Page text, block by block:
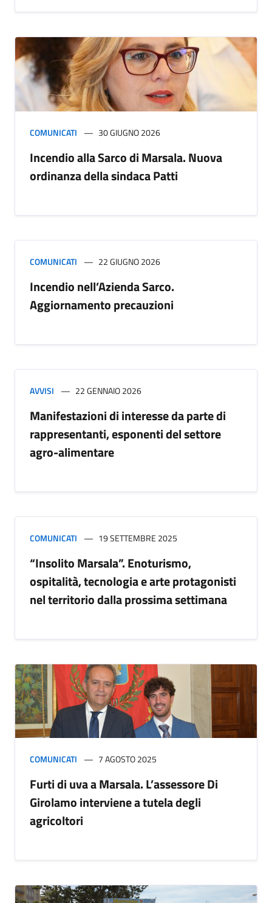
COMUNICATI 30 GIUGNO 2026
Incendio alla Sarco di Marsala. Nuova
ordinanza della sindaca Patti
COMUNICATI 22 GIUGNO 2026
Incendio nell’Azienda Sarco.
Aggiornamento precauzioni
AVVISI 22 GENNAIO 2026
Manifestazioni di interesse da parte di
rappresentanti, esponenti del settore
agro-alimentare
COMUNICATI 19 SETTEMBRE 2025
“Insolito Marsala”. Enoturismo,
ospitalità, tecnologia e arte protagonisti
nel territorio dalla prossima settimana
COMUNICATI 7 AGOSTO 2025
Furti di uva a Marsala. L’assessore Di
Girolamo interviene a tutela degli
agricoltori